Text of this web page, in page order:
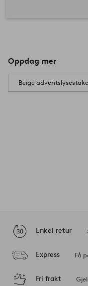
Oppdag mer
Beige
Enkel retur
Express Få
Fri frakt